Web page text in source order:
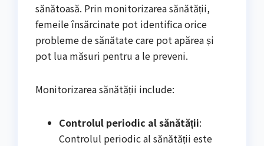
sănătoasă. Prin monitorizarea sănătății,
femeile însărcinate pot identifica orice
probleme de sănătate care pot apărea și
pot lua măsuri pentru a le preveni.
Monitorizarea sănătății include:
Controlul periodic al sănătății:
Controlul periodic al sănătății este